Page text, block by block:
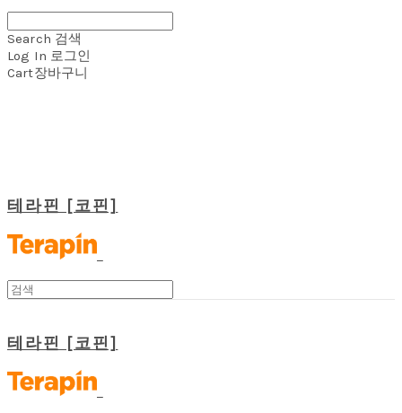
Search 검색
Log In 로그인
Cart장바구니
테라핀 [코핀]
테라핀 [코핀]